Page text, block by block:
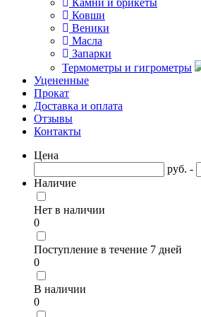
Камни и брикеты
Ковши
Веники
Масла
Запарки
Термометры и гигрометры
Уцененные
Прокат
Доставка и оплата
Отзывы
Контакты
Цена
руб. -
Наличие
Нет в наличии
0
Поступление в течение 7 дней
0
В наличии
0